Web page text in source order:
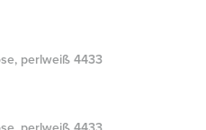
perlweiß 4433